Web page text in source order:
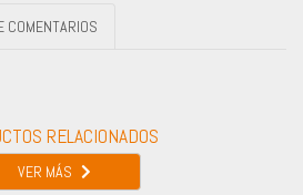
COMENTARIOS
RELACIONADOS
VER MÁS